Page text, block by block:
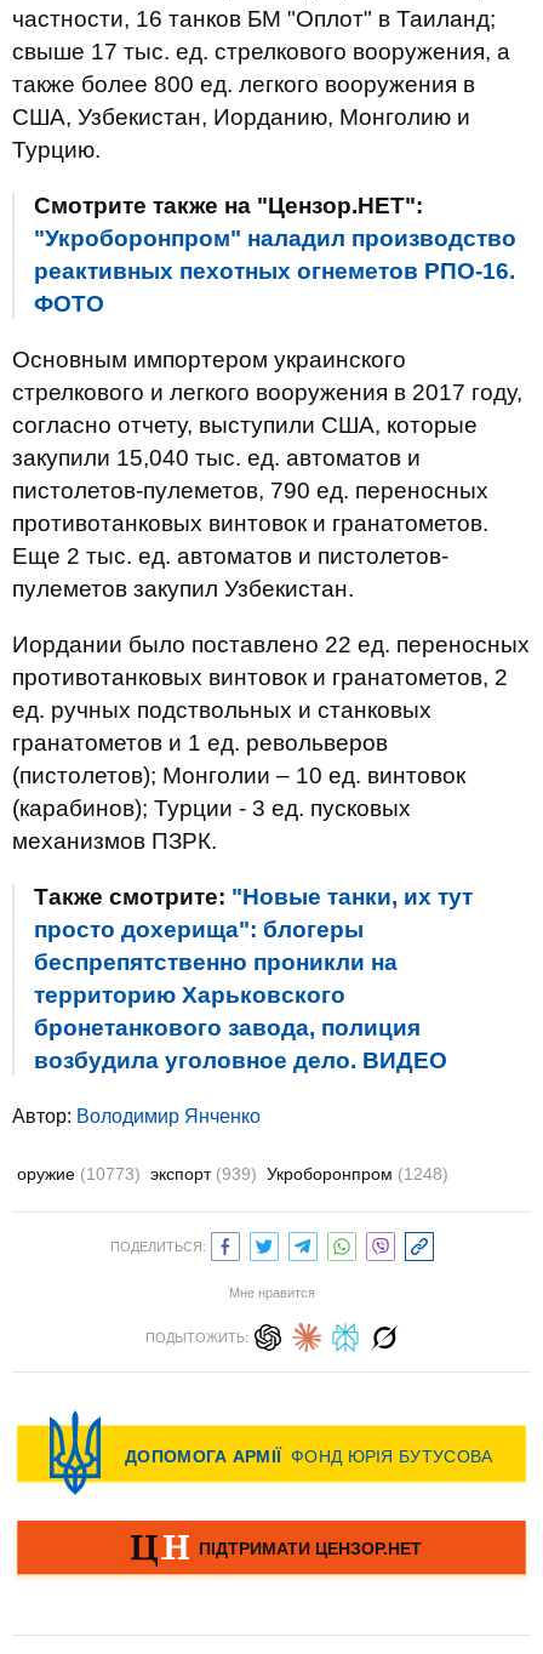
частности, 16 танков БМ "Оплот" в Таиланд;
свыше 17 тыс. ед. стрелкового вооружения, а
также более 800 ед. легкого вооружения в
США, Узбекистан, Иорданию, Монголию и
Турцию.
Смотрите также на "Цензор.НЕТ":
"Укроборонпром" наладил производство
реактивных пехотных огнеметов РПО-16.
ФОТО
Основным импортером украинского
стрелкового и легкого вооружения в 2017 году,
согласно отчету, выступили США, которые
закупили 15,040 тыс. ед. автоматов и
пистолетов-пулеметов, 790 ед. переносных
противотанковых винтовок и гранатометов.
Еще 2 тыс. ед. автоматов и пистолетов-
пулеметов закупил Узбекистан.
Иордании было поставлено 22 ед. переносных
противотанковых винтовок и гранатометов, 2
ед. ручных подствольных и станковых
гранатометов и 1 ед. револьверов
(пистолетов); Монголии – 10 ед. винтовок
(карабинов); Турции - 3 ед. пусковых
механизмов ПЗРК.
Также смотрите: "Новые танки, их тут
просто дохерища": блогеры
беспрепятственно проникли на
территорию Харьковского
бронетанкового завода, полиция
возбудила уголовное дело. ВИДЕО
Автор: Володимир Янченко
оружие (10773) экспорт (939) Укроборонпром (1248)
ПОДЕЛИТЬСЯ:
Мне нравится
ПОДЫТОЖИТЬ: